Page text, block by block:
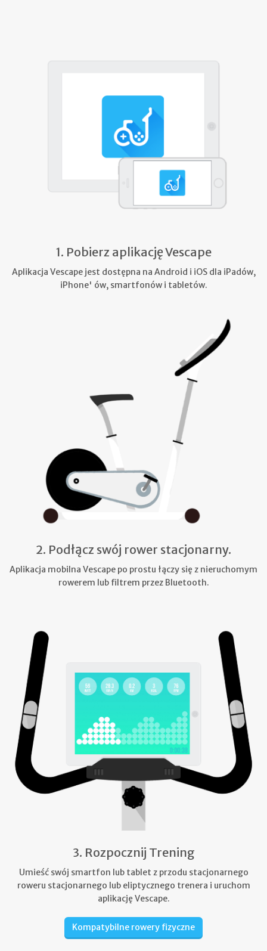
1. Pobierz aplikację Vescape
Aplikacja Vescape jest dostępna na Android i iOS dla iPadów,
iPhone' ów, smartfonów i tabletów.
2. Podłącz swój rower stacjonarny.
Aplikacja mobilna Vescape po prostu łączy się z nieruchomym
rowerem lub filtrem przez Bluetooth.
3. Rozpocznij Trening
Umieść swój smartfon lub tablet z przodu stacjonarnego
roweru stacjonarnego lub eliptycznego trenera i uruchom
aplikację Vescape.
Kompatybilne rowery fizyczne